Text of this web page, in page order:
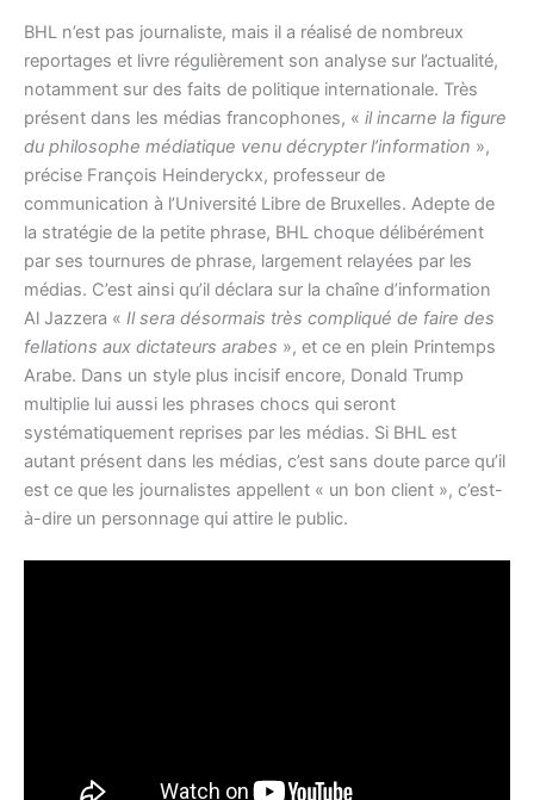
BHL n’est pas journaliste, mais il a réalisé de nombreux
reportages et livre régulièrement son analyse sur l’actualité,
notamment sur des faits de politique internationale. Très
présent dans les médias francophones, « il incarne la figure
du philosophe médiatique venu décrypter l’information »,
précise François Heinderyckx, professeur de
communication à l’Université Libre de Bruxelles. Adepte de
la stratégie de la petite phrase, BHL choque délibérément
par ses tournures de phrase, largement relayées par les
médias. C’est ainsi qu’il déclara sur la chaîne d’information
Al Jazzera « Il sera désormais très compliqué de faire des
fellations aux dictateurs arabes », et ce en plein Printemps
Arabe. Dans un style plus incisif encore, Donald Trump
multiplie lui aussi les phrases chocs qui seront
systématiquement reprises par les médias. Si BHL est
autant présent dans les médias, c’est sans doute parce qu’il
est ce que les journalistes appellent « un bon client », c’est-
à-dire un personnage qui attire le public.